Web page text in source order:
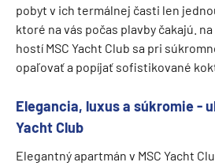
pobyt v ich termálnej časti len
ktoré na vás počas plavby čakajú.
hostí MSC Yacht Club sa pri
opaľovať a popíjať sofistikované
Elegancia, luxus a súkromie -
Yacht Club
Elegantný apartmán v MSC Yacht